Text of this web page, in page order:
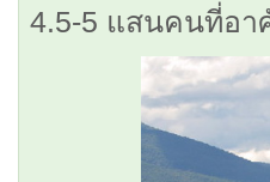
4.5-5 แสนคนที่อา